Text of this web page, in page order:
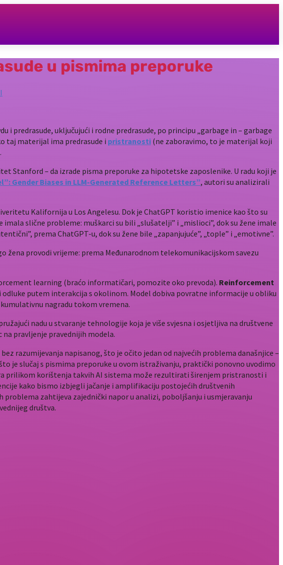
u pismima preporuke
uključujući i rodne predrasude, po principu „garbage in – garbage
taj materijal ima predrasude i pristranosti (ne zaboravimo, to je materijal koji
Stanford – da izrade pisma preporuke za hipotetske zaposlenike. U radu koji je
Gender Biases in LLM-Generated Reference Letters”, autori su analizirali
Kalifornija u Los Angelesu. Dok je ChatGPT koristio imenice kao što su
slične probleme: muškarci su bili „slušatelji” i „mislioci”, dok su žene imale
prema ChatGPT-u, dok su žene bile „zapanjujuće”, „tople” i „emotivne”.
žena provodi vrijeme: prema Međunarodnom telekomunikacijskom savezu
learning (braćo informatičari, pomozite oko prevoda). Reinforcement
putem interakcija s okolinom. Model dobiva povratne informacije u obliku
nagradu tokom vremena.
nadu u stvaranje tehnologije koja je više svjesna i osjetljiva na društvene
pravljenje pravednijih modela.
razumijevanja napisanog, što je očito jedan od najvećih problema današnjice –
je slučaj s pismima preporuke u ovom istraživanju, praktički ponovno uvodimo
prilikom korištenja takvih AI sistema može rezultirati širenjem pristranosti i
kako bismo izbjegli jačanje i amplifikaciju postojećih društvenih
zahtijeva zajednički napor u analizi, poboljšanju i usmjeravanju
društva.